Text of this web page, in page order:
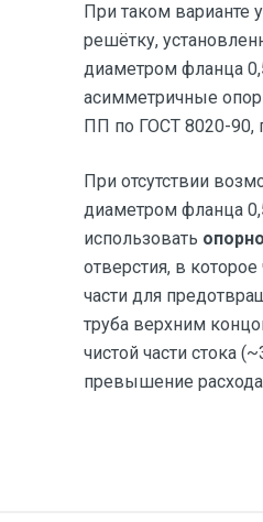
При таком варианте
решётку,
диаметром фланца
асимметричные
ПП по ГОСТ 8020-90,
При отсутствии
диаметром фланца
использовать
отверстия, в
части для
труба верхним
чистой части стока
превышение